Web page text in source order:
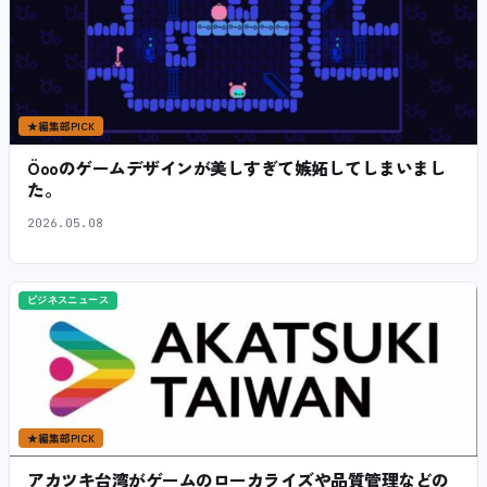
★編集部PICK
Öooのゲームデザインが美しすぎて嫉妬してしまいまし
た。
2026.05.08
ビジネスニュース
★編集部PICK
アカツキ台湾がゲームのローカライズや品質管理などの